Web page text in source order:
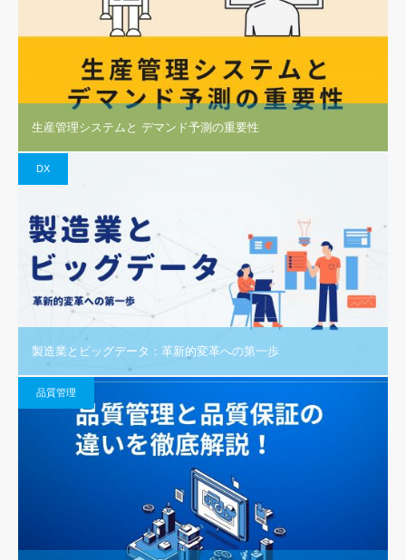
生産管理システムと デマンド予測の重要性
DX
製造業とビッグデータ：革新的変革への第一歩
品質管理